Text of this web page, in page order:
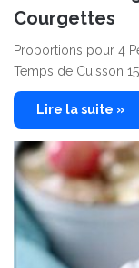
Courgettes
Proportions pour 4
Temps de Cuisson
Lire la suite »